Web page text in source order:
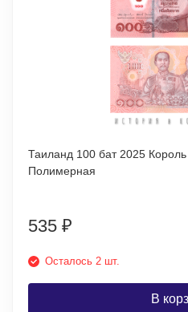
Таиланд 100 бат 2025 Король
Полимерная
535 ₽
Осталось 2 шт.
В